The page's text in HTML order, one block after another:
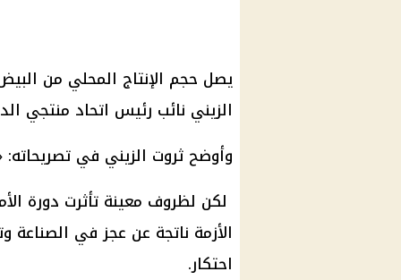
الزيني نائب رئيس اتحاد منتجي
وأوضح ثروت الزيني في تصريحاته:
لكن لظروف معينة تأثرت دورة
الأزمة ناتجة عن عجز في الصناعة
احتكار.